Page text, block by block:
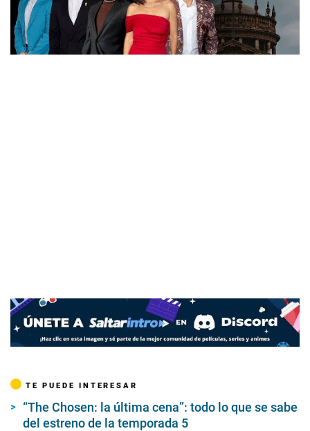
TE PUEDE INTERESAR
“The Chosen: la última cena”: todo lo que se sabe
del estreno de la temporada 5